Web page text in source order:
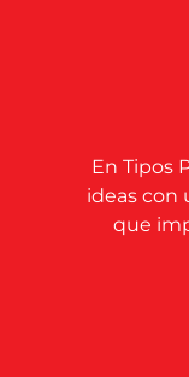
En Tipos
ideas con
que